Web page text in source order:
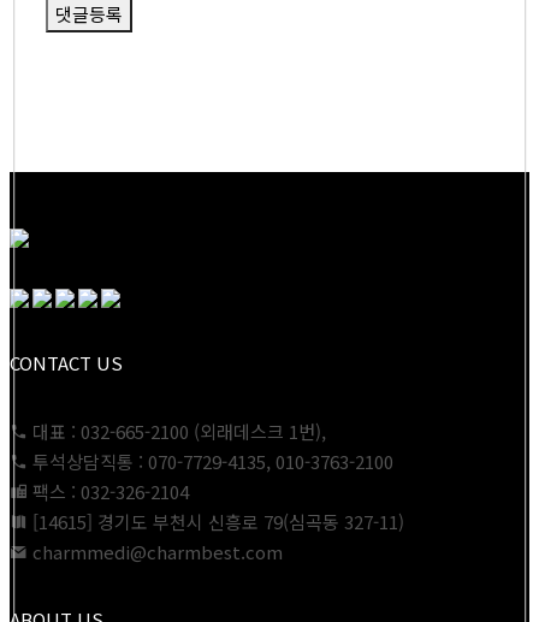
댓글등록
CONTACT US
대표 : 032-665-2100 (외래데스크 1번),
투석상담직통 : 070-7729-4135, 010-3763-2100
팩스 : 032-326-2104
[14615] 경기도 부천시 신흥로 79(심곡동 327-11)
charmmedi@charmbest.com